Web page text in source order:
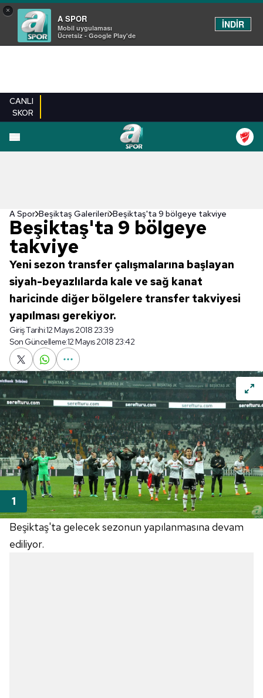
×
A SPOR
Mobil uygulaması
Ücretsiz - Google Play'de
İNDİR
CANLI
SKOR
EN YENILER
A Spor Beşiktaş Galerileri Beşiktaş'ta 9 bölgeye takviye
Beşiktaş'ta 9 bölgeye
takviye
Yeni sezon transfer çalışmalarına başlayan
siyah-beyazlılarda kale ve sağ kanat
haricinde diğer bölgelere transfer takviyesi
yapılması gerekiyor.
Giriş Tarihi:12 Mayıs 2018 23:39
Son Güncelleme:12 Mayıs 2018 23:42
Beşiktaş'ta gelecek sezonun yapılanmasına devam
ediliyor.